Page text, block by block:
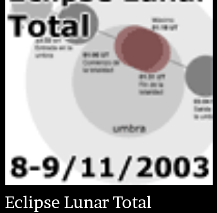
Eclipse Lunar Total